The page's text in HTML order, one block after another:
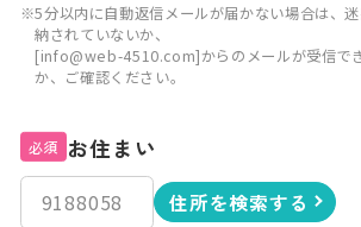
※5分以内に自動返信メールが届かない場合は、
納されていないか、
[info@web-4510.com]からのメールが受信で
か、ご確認ください。
必須 お住まい
住所を検索する